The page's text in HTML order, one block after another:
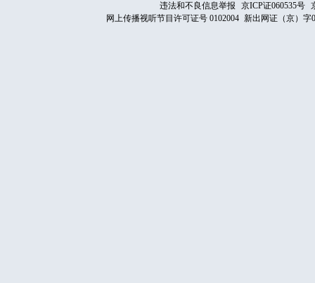
违法和不良信息举报
京ICP证060535号
网上传播视听节目许可证号 0102004 新出网证（京）